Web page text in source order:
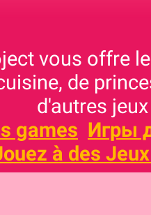
vous offre
de
d'autres
games Игры
à des